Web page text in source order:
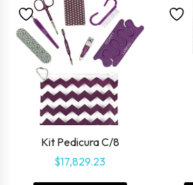
Kit Pedicura C/8
$17,829.23